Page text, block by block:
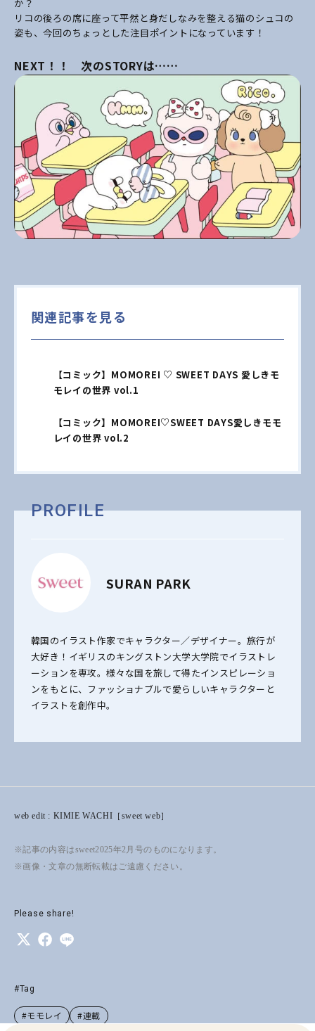
か？
リコの後ろの席に座って平然と身だしなみを整える猫のシュコの
姿も、今回のちょっとした注目ポイントになっています！
NEXT！！ 次のSTORYは……
関連記事を見る
【コミック】MOMOREI ♡ SWEET DAYS 愛しきモ
モレイの世界 vol.1
【コミック】MOMOREI♡SWEET DAYS愛しきモモ
レイの世界 vol.2
PROFILE
SURAN PARK
韓国のイラスト作家でキャラクター／デザイナー。旅行が
大好き！イギリスのキングストン大学大学院でイラストレ
ーションを専攻。様々な国を旅して得たインスピレーショ
ンをもとに、ファッショナブルで愛らしいキャラクターと
イラストを創作中。
web edit : KIMIE WACHI［sweet web］
※記事の内容はsweet2025年2月号のものになります。
※画像・文章の無断転載はご遠慮ください。
Please share!
#Tag
#モモレイ #連載